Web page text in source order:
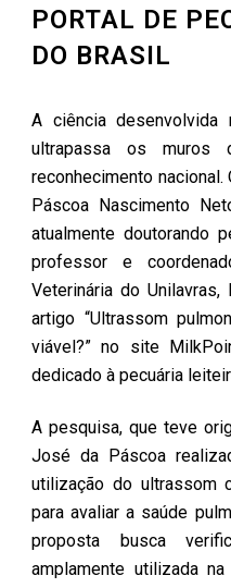
PORTAL DE
DO BRASIL
A ciência desenvolvida
ultrapassa os muros
reconhecimento
Páscoa Nascimento
atualmente doutorando
professor e
Veterinária do
artigo “Ultrassom
viável?” no site
dedicado à pecuária
A pesquisa, que teve
José da Páscoa
utilização do ultrassom
para avaliar a saúde
proposta busca
amplamente utilizada